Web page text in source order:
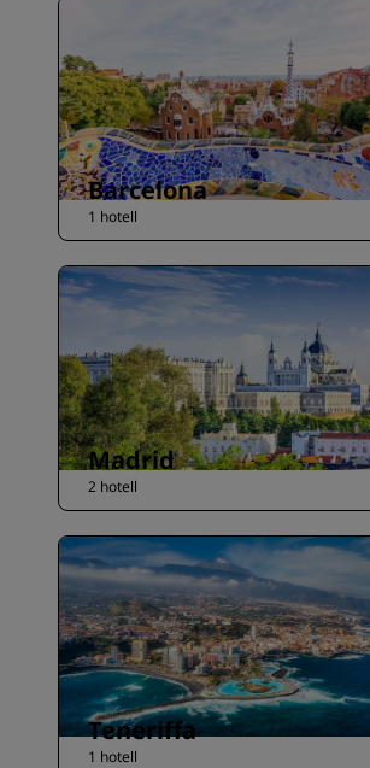
Barcelona
1 hotell
Madrid
2 hotell
Teneriffa
1 hotell